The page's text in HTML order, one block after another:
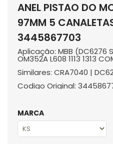
ANEL PISTAO DO
97MM 5
3445867703
Aplicação: MBB (DC6276
OM352A L608 1113 1313
Similares: CRA7040 |
Codigo Original:
MARCA